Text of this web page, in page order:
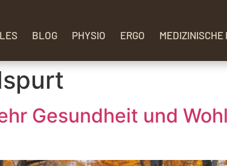
BLOG PHYSIO ERGO MEDIZINISCHE
Gesundheit und